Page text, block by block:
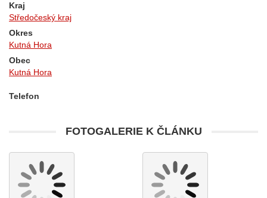
Kraj
Středočeský kraj
Okres
Kutná Hora
Obec
Kutná Hora
Telefon
FOTOGALERIE K ČLÁNKU